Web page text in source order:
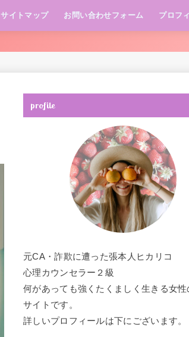
サイトマップ お問い合わせフォーム プロフ
profile
元CA・詐欺に遭った張本人ヒカリコ
心理カウンセラー２級
何があっても強くたくましく生きる女性
サイトです。
詳しいプロフィールは下にございます。